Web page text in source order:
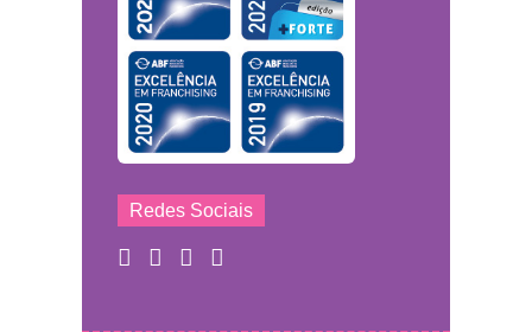
Redes Sociais